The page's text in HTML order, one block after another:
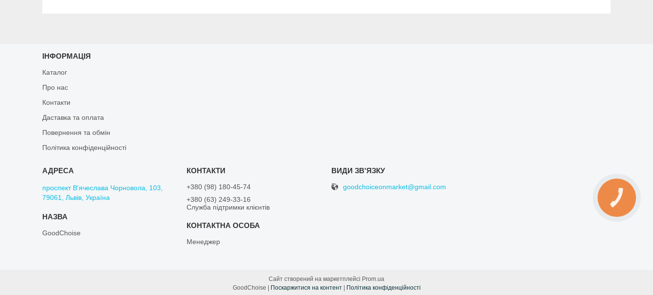
ІНФОРМАЦІЯ
Каталог
Про нас
Контакти
Даставка та оплата
Повернення та обмін
Політика конфіденційності
проспект В'ячеслава Чорновола, 103,
79061, Львів, Україна
GoodChoise
+380 (98) 180-45-74
+380 (63) 249-33-16
Служба підтримки клієнтів
Менеджер
goodchoiceonmarket@gmail.com
Сайт створений на маркетплейсі Prom.ua
Поскаржитися на контент Політика конфіденційності
КНОПКА
ЗВ'ЯЗКУ